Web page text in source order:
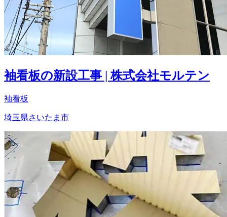
袖看板の新設工事 | 株式会社モルテン
袖看板
埼玉県さいたま市